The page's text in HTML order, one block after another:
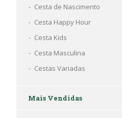
Cesta de Nascimento
Cesta Happy Hour
Cesta Kids
Cesta Masculina
Cestas Variadas
Mais Vendidas